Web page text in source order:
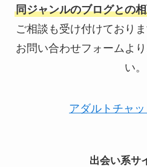
同ジャンルのブログとの
ご相談も受け付けており
お問い合わせフォームよ
い。
アダルトチャ
出会い系サ